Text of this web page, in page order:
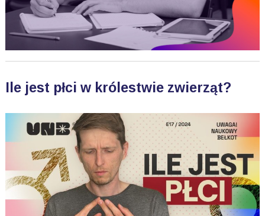
Ile jest płci w królestwie zwierząt?